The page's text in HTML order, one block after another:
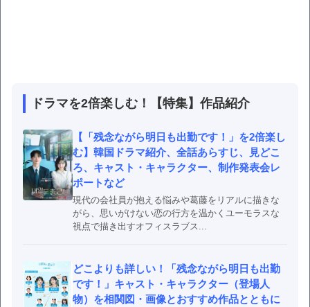
ドラマを2倍楽しむ！【特集】作品紹介
【「残念ながら明日も出勤です！」を2倍楽し
む】韓国ドラマ紹介、全話あらすじ、見どこ
ろ、キャスト・キャラクター、制作発表会レ
ポートなど
現代の会社員が抱える悩みや葛藤をリアルに描きな
がら、思いがけない恋の行方を温かくユーモラスな
視点で描き出すオフィスラブス...
どこよりも詳しい！「残念ながら明日も出勤
です！」キャスト・キャラクター（登場人
物）を相関図・画像とおすすめ作品とともに